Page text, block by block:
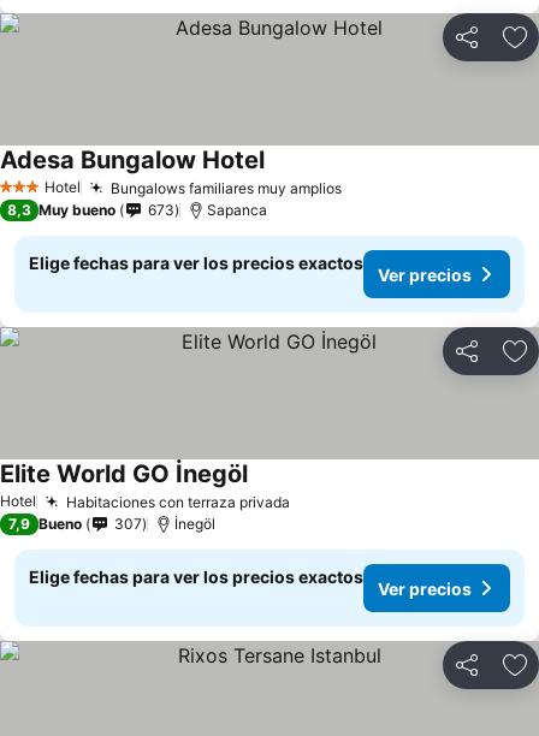
Compartir
3 Estrellas
Hotel Bungalows familiares muy amplios
Adesa Bungalow Hotel
8,3 Muy bueno 673 Sapanca
Elige fechas para ver los precios exactos
Ver precios
Compartir
Hotel Habitaciones con terraza privada
Elite World GO İnegöl
7,9 Bueno 307 İnegöl
Elige fechas para ver los precios exactos
Ver precios
Compartir